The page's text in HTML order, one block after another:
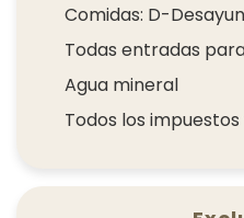
Comidas: D-
Todas entradas
Agua mineral
Todos los